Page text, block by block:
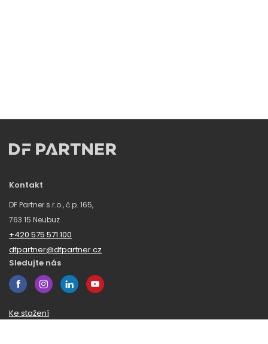
Kontakt
DF Partner s.r.o., č.p. 165,
763 15 Neubuz
+420 575 571 100
dfpartner@dfpartner.cz
Sledujte nás
Ke stažení